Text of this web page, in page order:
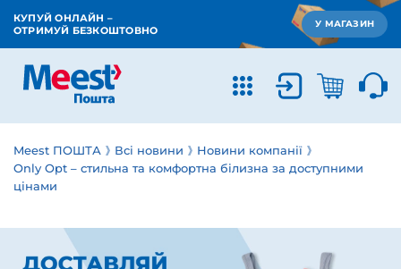
КУПУЙ ОНЛАЙН –
ОТРИМУЙ БЕЗКОШТОВНО
У МАГАЗИН
Meest ПОШТА Всі новини
Новини компанії
Only Opt – стильна та комфортна білизна за доступними
цінами